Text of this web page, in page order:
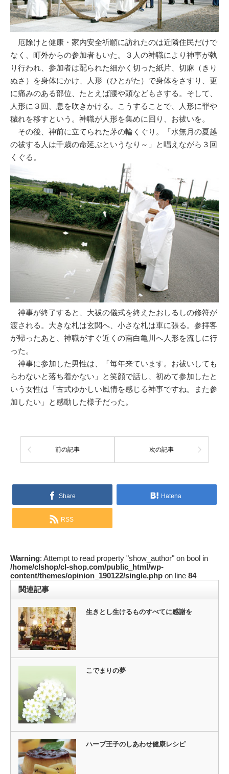
厄除けと健康・家内安全祈願に訪れたのは近隣住民だけで
なく、町外からの参加者もいた。３人の神職により神事が執
り行われ、参加者は配られた細かく切った紙片、切麻（きり
ぬさ）を身体にかけ、人形（ひとがた）で身体をさすり、更
に痛みのある部位、たとえば腰や頭などもさする。そして、
人形に３回、息を吹きかける。こうすることで、人形に罪や
穢れを移すという。神職が人形を集めに回り、お祓いを。
その後、神前に立てられた茅の輪くぐり。「水無月の夏越
の祓する人は千歳の命延ぶというなり～」と唱えながら３回
くぐる。
神事が終了すると、大祓の儀式を終えたおしるしの修符が
渡される。大きな札は玄関へ、小さな札は車に張る。参拝客
が帰ったあと、神職がすぐ近くの南白亀川へ人形を流しに行
った。
神事に参加した男性は、「毎年来ています。お祓いしても
らわないと落ち着かない」と笑顔で話し、初めて参加したと
いう女性は「古式ゆかしい風情を感じる神事ですね。また参
加したい」と感動した様子だった。
前の記事 次の記事
Share Hatena
RSS
Warning: Attempt to read property "show_author" on bool in
/home/clshop/cl-shop.com/public_html/wp-
content/themes/opinion_190122/single.php on line 84
関連記事
生きとし生けるものすべてに感謝を
こでまりの夢
ハーブ王子のしあわせ健康レシピ